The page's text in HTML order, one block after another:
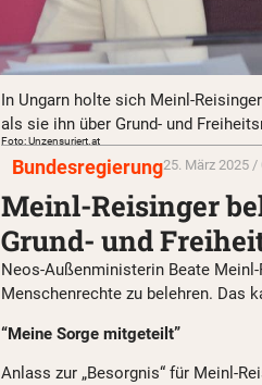
In Ungarn holte sich Meinl-
als sie ihn über Grund- und
Foto: Unzensuriert.at
Bundesregierung25. März 2025 /
Meinl-Reisinger
Grund- und
Neos-Außenministerin Beate
Menschenrechte zu belehren. Das
“Meine Sorge mitgeteilt”
Anlass zur „Besorgnis“ für Meinl-